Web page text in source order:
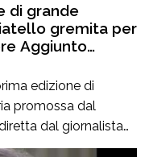
di grande
gremita per
Aggiunto
edizione di
promossa dal
dal giornalista
porterà a